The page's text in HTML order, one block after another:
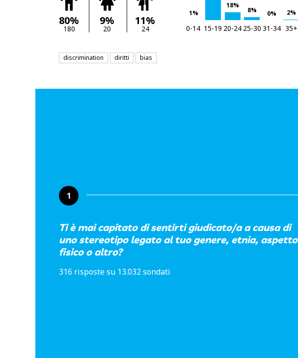
80%
180
9%
20
11%
24
1%
18%
8% 0% 2%
0-14 15-19 20-24 25-30 31-34 35+
discrimination diritti bias
1
Ti è mai capitato di sentirti giudicato/a a causa di
uno stereotipo legato al tuo genere, etnia, aspetto
fisico o altro?
316 risposte su 13.032 sondati